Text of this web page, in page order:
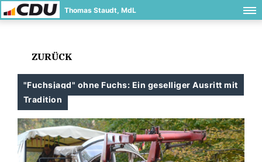
Thomas Staudt, MdL
ZURÜCK
"Fuchsjagd" ohne Fuchs: Ein geselliger Ausritt mit
Tradition